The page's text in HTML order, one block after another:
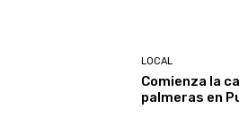
LOCAL
Comienza la
palmeras en